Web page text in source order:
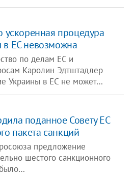
ускоренная процедура
в ЕС невозможна
по делам ЕС и
Каролин Эдтштадлер
Украины в ЕС не может…
поданное Совету ЕС
пакета санкций
предложение
шестого санкционного